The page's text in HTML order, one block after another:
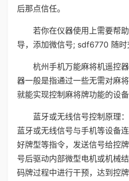
后那点信任。
若你在仪器使用上需要帮
导，添加微信号; sdf6770 随时
杭州手机万能麻将机遥控
器一般是指通过一些无需对麻
就能实现控制麻将牌功能的设备
蓝牙或无线信号控制原理
蓝牙或无线信号与手机等设备
好牌型等指令，发送信号给控
号后驱动内部微型电机或机械
码牌过程中进行干预，达到控牌